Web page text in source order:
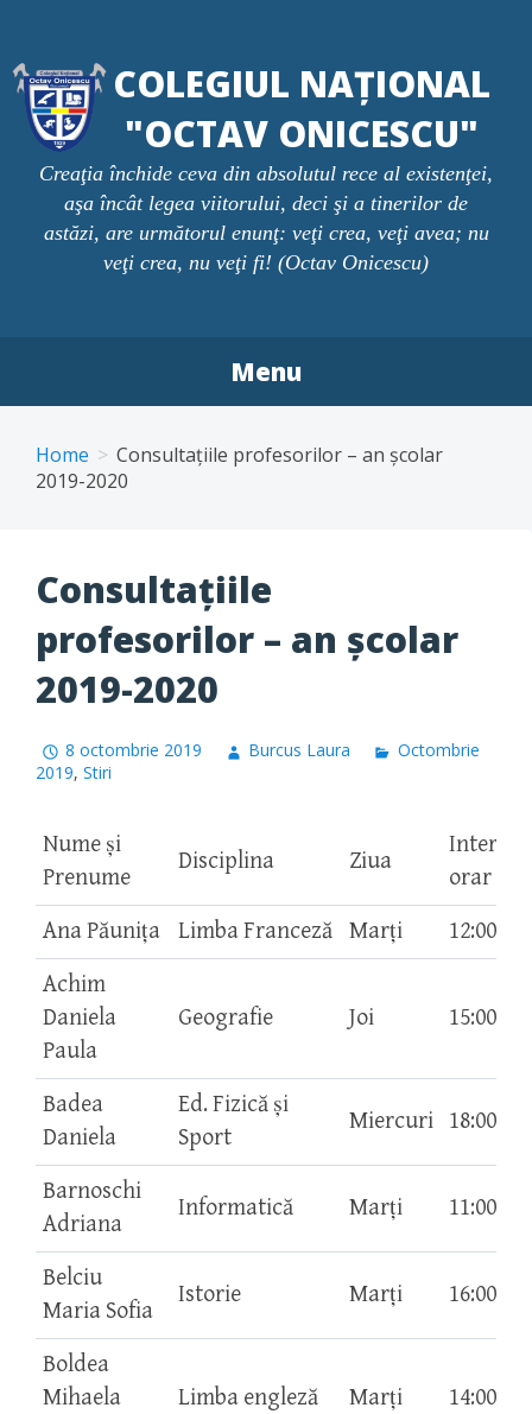
content
COLEGIUL NAȚIONAL
"OCTAV ONICESCU"
Creaţia închide ceva din absolutul rece al existenţei,
aşa încât legea viitorului, deci şi a tinerilor de
astăzi, are următorul enunţ: veţi crea, veţi avea; nu
veţi crea, nu veţi fi! (Octav Onicescu)
Menu
Home
Consultațiile profesorilor – an școlar
2019-2020
Consultațiile
profesorilor – an școlar
2019-2020
8 octombrie 2019 Burcus Laura
Octombrie
2019, Stiri
Nume şi
Prenume
Disciplina Ziua
orar
Ana Păuniţa
Limba Franceză Marţi
12:00-
Achim
Daniela
Paula
Geografie Joi 15:00-
Badea
Daniela
Ed. Fizică și
Sport
Miercuri 18:00-
Barnoschi
Adriana
Informatică Marți 11:00-
Belciu
Maria Sofia
Istorie Marți 16:00-
Boldea
Mihaela
Limba engleză Marți 14:00-